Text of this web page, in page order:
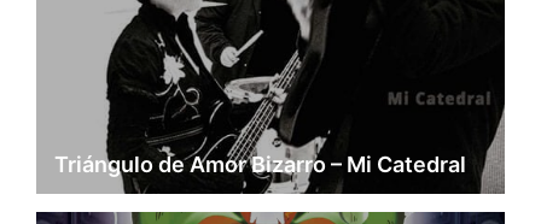
Triángulo de Amor Bizarro – Mi Catedral